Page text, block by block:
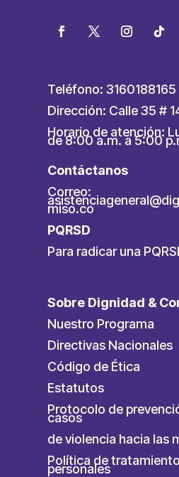
Teléfono: 3160188165
Dirección: Calle 35 #
Horario de atención:
de 8:00 a.m. a 5:00
Contáctanos
Correo:
miso.co
PQRSD
Para radicar una
Sobre Dignidad &
Nuestro Programa
Directivas Nacionales
Código de Ética
Estatutos
Protocolo de
casos
de violencia hacia las
Política de
personales